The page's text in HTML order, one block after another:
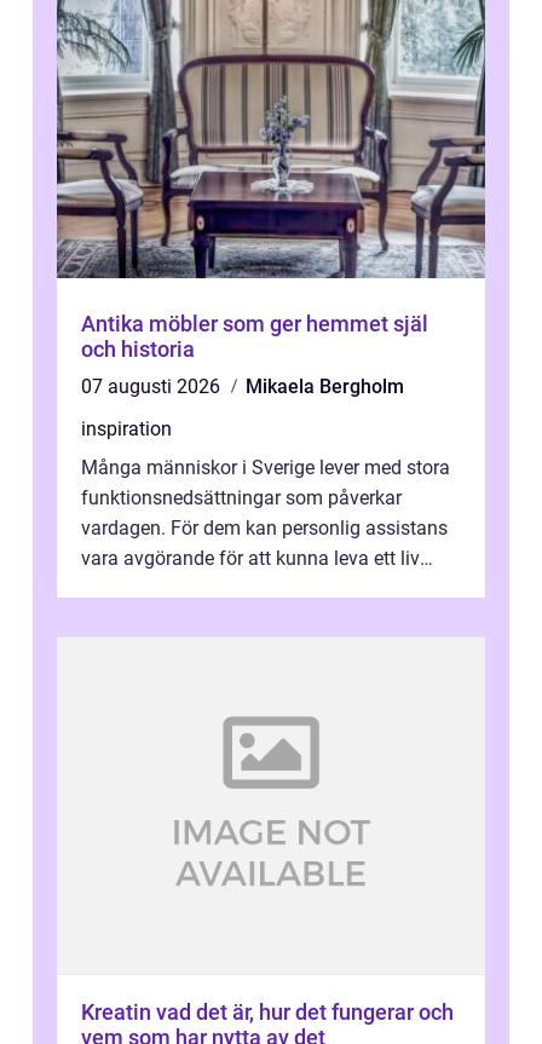
Antika möbler som ger hemmet själ
och historia
07 augusti 2026
Mikaela Bergholm
inspiration
Många människor i Sverige lever med stora
funktionsnedsättningar som påverkar
vardagen. För dem kan personlig assistans
vara avgörande för att kunna leva ett liv
Kreatin vad det är, hur det fungerar och
vem som har nytta av det